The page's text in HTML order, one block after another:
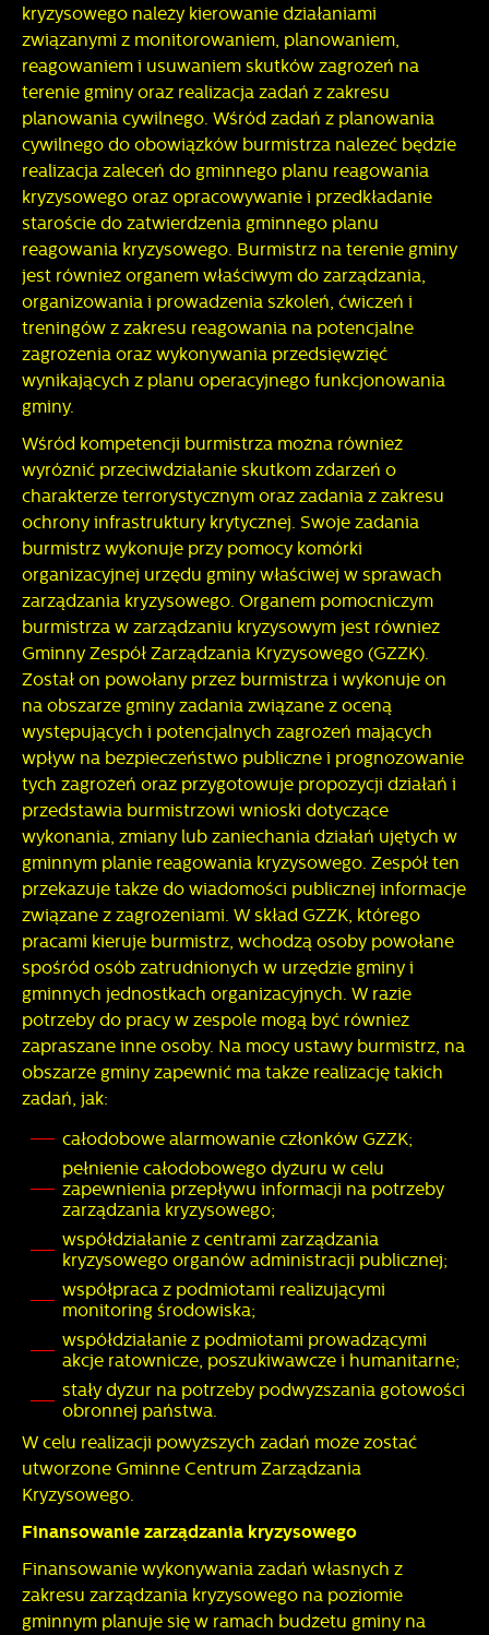
kryzysowego należy kierowanie działaniami
związanymi z monitorowaniem, planowaniem,
reagowaniem i usuwaniem skutków zagrożeń na
terenie gminy oraz realizacja zadań z zakresu
planowania cywilnego. Wśród zadań z planowania
cywilnego do obowiązków burmistrza należeć będzie
realizacja zaleceń do gminnego planu reagowania
kryzysowego oraz opracowywanie i przedkładanie
staroście do zatwierdzenia gminnego planu
reagowania kryzysowego. Burmistrz na terenie gminy
jest również organem właściwym do zarządzania,
organizowania i prowadzenia szkoleń, ćwiczeń i
treningów z zakresu reagowania na potencjalne
zagrożenia oraz wykonywania przedsięwzięć
wynikających z planu operacyjnego funkcjonowania
gminy.
Wśród kompetencji burmistrza można również
wyróżnić przeciwdziałanie skutkom zdarzeń o
charakterze terrorystycznym oraz zadania z zakresu
ochrony infrastruktury krytycznej. Swoje zadania
burmistrz wykonuje przy pomocy komórki
organizacyjnej urzędu gminy właściwej w sprawach
zarządzania kryzysowego. Organem pomocniczym
burmistrza w zarządzaniu kryzysowym jest również
Gminny Zespół Zarządzania Kryzysowego (GZZK).
Został on powołany przez burmistrza i wykonuje on
na obszarze gminy zadania związane z oceną
występujących i potencjalnych zagrożeń mających
wpływ na bezpieczeństwo publiczne i prognozowanie
tych zagrożeń oraz przygotowuje propozycji działań i
przedstawia burmistrzowi wnioski dotyczące
wykonania, zmiany lub zaniechania działań ujętych w
gminnym planie reagowania kryzysowego. Zespół ten
przekazuje także do wiadomości publicznej informacje
związane z zagrożeniami. W skład GZZK, którego
pracami kieruje burmistrz, wchodzą osoby powołane
spośród osób zatrudnionych w urzędzie gminy i
gminnych jednostkach organizacyjnych. W razie
potrzeby do pracy w zespole mogą być również
zapraszane inne osoby. Na mocy ustawy burmistrz, na
obszarze gminy zapewnić ma także realizację takich
zadań, jak:
całodobowe alarmowanie członków GZZK;
pełnienie całodobowego dyżuru w celu
zapewnienia przepływu informacji na potrzeby
zarządzania kryzysowego;
współdziałanie z centrami zarządzania
kryzysowego organów administracji publicznej;
współpraca z podmiotami realizującymi
monitoring środowiska;
współdziałanie z podmiotami prowadzącymi
akcje ratownicze, poszukiwawcze i humanitarne;
stały dyżur na potrzeby podwyższania gotowości
obronnej państwa.
W celu realizacji powyższych zadań może zostać
utworzone Gminne Centrum Zarządzania
Kryzysowego.
Finansowanie zarządzania kryzysowego
Finansowanie wykonywania zadań własnych z
zakresu zarządzania kryzysowego na poziomie
gminnym planuje się w ramach budżetu gminy na